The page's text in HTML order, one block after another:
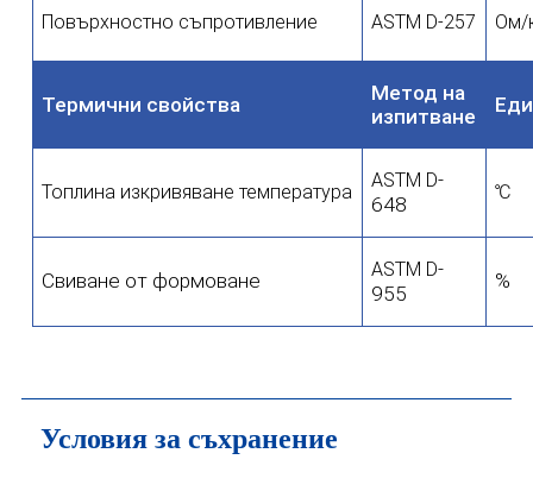
Повърхностно съпротивление ASTM D-257 Ом/
Термични свойства
Метод на
изпитване
Топлина изкривяване температура
ASTM D-
648
℃
Свиване от формоване ASTM D-
955
%
Условия за съхранение